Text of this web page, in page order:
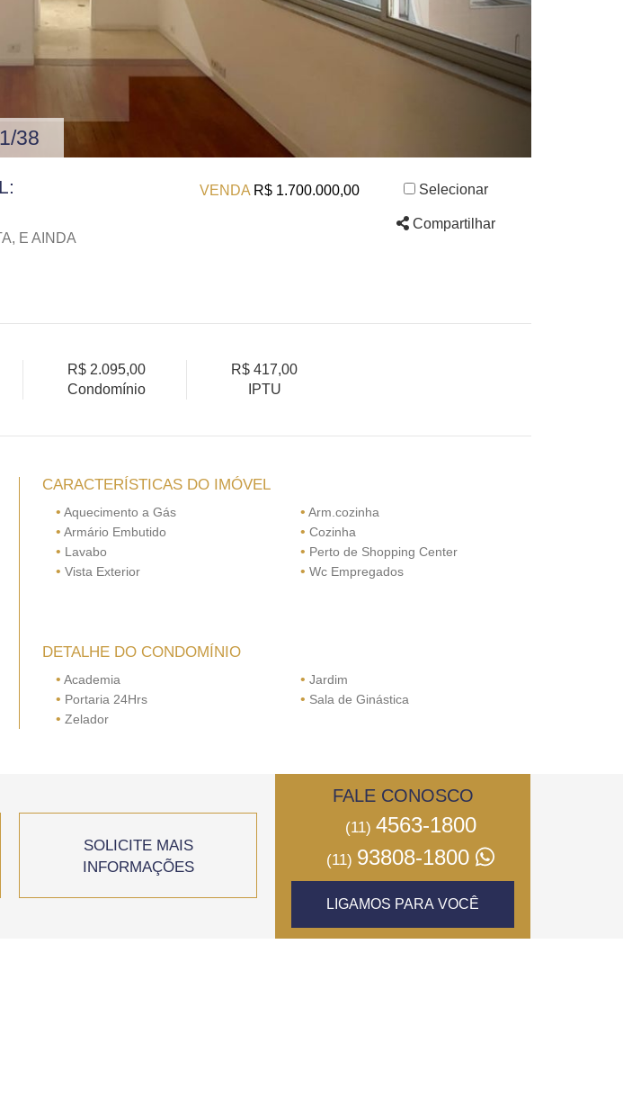
1/38
E AINDA
VENDA R$ 1.700.000,00 Selecionar
Compartilhar
R$ 2.095,00
Condomínio
R$ 417,00
IPTU
CARACTERÍSTICAS DO IMÓVEL
• Aquecimento a Gás • Arm.cozinha
• Armário Embutido • Cozinha
• Lavabo • Perto de Shopping Center
• Vista Exterior • Wc Empregados
DETALHE DO CONDOMÍNIO
• Academia • Jardim
• Portaria 24Hrs • Sala de Ginástica
• Zelador
SOLICITE MAIS
INFORMAÇÕES
FALE CONOSCO
(11) 4563-1800
(11) 93808-1800
LIGAMOS PARA VOCÊ